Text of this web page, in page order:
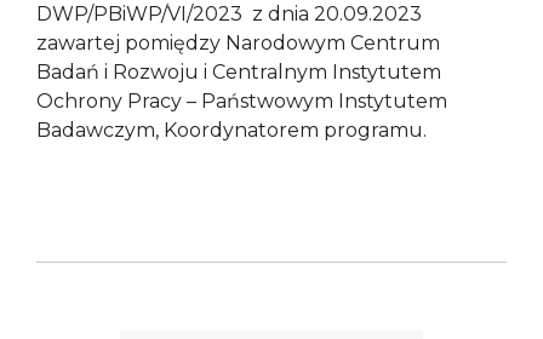
DWP/PBiWP/VI/2023 z dnia 20.09.2023
zawartej pomiędzy Narodowym Centrum
Badań i Rozwoju i Centralnym Instytutem
Ochrony Pracy – Państwowym Instytutem
Badawczym, Koordynatorem programu.